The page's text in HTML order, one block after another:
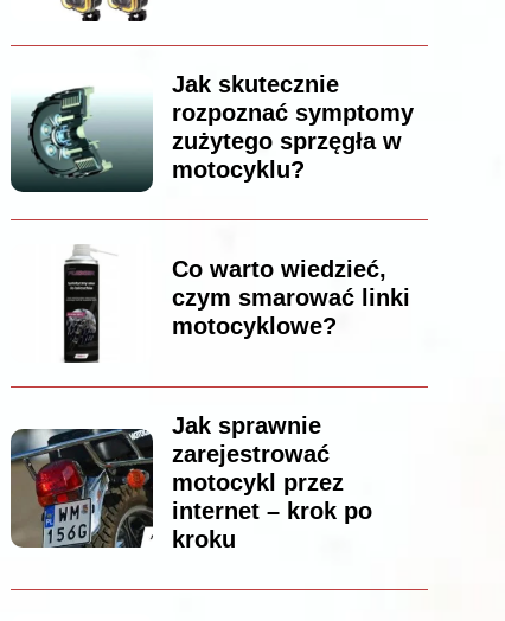
Jak skutecznie
rozpoznać symptomy
zużytego sprzęgła w
motocyklu?
Co warto wiedzieć,
czym smarować linki
motocyklowe?
Jak sprawnie
zarejestrować
motocykl przez
internet – krok po
kroku